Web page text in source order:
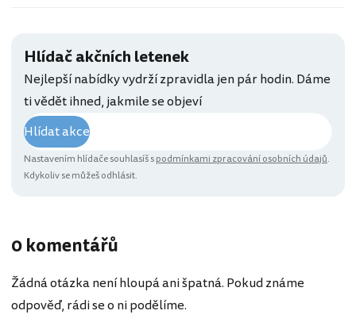
Hlídač akčních letenek
Nejlepší nabídky vydrží zpravidla jen pár hodin. Dáme
ti vědět ihned, jakmile se objeví
Hlídat akce
Nastavením hlídače souhlasíš spodmínkami zpracování osobních údajů.
Kdykoliv se můžeš odhlásit.
0 komentářů
Žádná otázka není hloupá ani špatná. Pokud známe
odpověď, rádi se o ni podělíme.